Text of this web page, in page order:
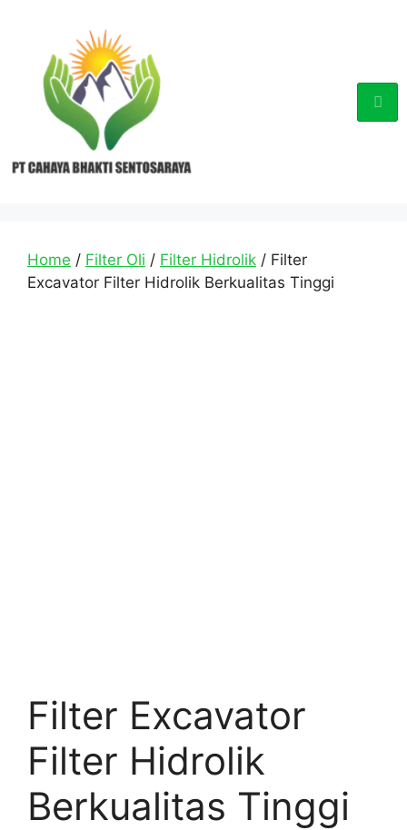
Home / Filter Oli / Filter Hidrolik / Filter
Excavator Filter Hidrolik Berkualitas Tinggi
Filter Excavator
Filter Hidrolik
Berkualitas Tinggi